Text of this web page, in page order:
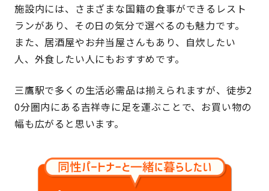
施設内には、さまざまな国籍の食事ができるレスト
ランがあり、その日の気分で選べるのも魅力です。
また、居酒屋やお弁当屋さんもあり、自炊したい
人、外食したい人にもおすすめです。
三鷹駅で多くの生活必需品は揃えられますが、徒歩2
0分圏内にある吉祥寺に足を運ぶことで、お買い物の
幅も広がると思います。